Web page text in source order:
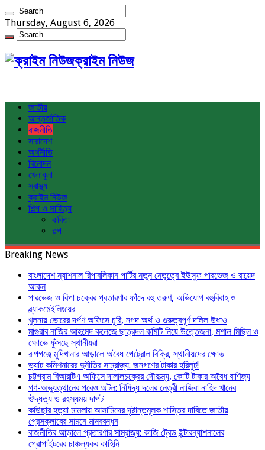
Thursday, August 6, 2026
ক্রাইম নিউজ
জাতীয়
আন্তর্জাতিক
রাজনীতি
সারাদেশ
অর্থনীতি
বিনোদন
খেলাধুলা
স্বাস্থ্য
ক্রাইম নিউজ
শিল্প ও সাহিত্য
কবিতা
গল্প
Breaking News
বাংলাদেশ ন্যাশনাল রিপাবলিকান পার্টির নতুন নেতৃত্বে ইউসুফ পারভেজ ও রায়েদ
আকন
পারভেজ ও রিপা চক্রের প্রতারণার ফাঁদে বহু তরুণ, অভিযোগ বহুবিবাহ ও
ব্ল্যাকমেইলিংয়ের
খুলনায় ভোরের দর্পণ অফিসে চুরি, নগদ অর্থ ও গুরুত্বপূর্ণ দলিল উধাও
মাগুরার নাজির আহমেদ কলেজে ছাত্রদল কমিটি নিয়ে উত্তেজনা, মশাল মিছিল ও
ক্ষোভে ফুঁসছে স্থানীয়রা
রূপগঞ্জে মুদিখানার আড়ালে অবৈধ পেট্রোল বিক্রি, স্থানীয়দের ক্ষোভ
ভ্যাট কমিশনারের দুর্নীতির সাম্রাজ্য: জনগণের টাকার হরিলুট!
চট্টগ্রাম বিআরটিএ অফিসে দালালচক্রের দৌরাত্ম্য, কোটি টাকার অবৈধ বাণিজ্য
গণ-অভ্যুত্থানের পরেও অটল: নিষিদ্ধ দলের নেত্রী নাজিবা নাহিদ খানের
ঔদ্ধত্য ও রহস্যময় দাপট
কাউছার হত্যা মামলায় আসামিদের দৃষ্টান্তমূলক শাস্তির দাবিতে জাতীয়
প্রেসক্লাবের সামনে মানববন্ধন
রাজনীতির আড়ালে প্রতারণার সাম্রাজ্য: কাজি ট্রেড ইন্টারন্যাশনালের
প্রোপাইটরের চাঞ্চল্যকর কাহিনি